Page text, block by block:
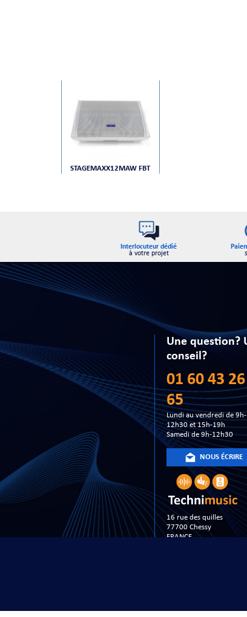
STAGEMAXX12MAW FBT
Interlocuteur dédié
à votre projet
Une question?
conseil?
01 60 43 26
65
Lundi au vendredi de 9h-
12h30 et 15h-19h
Samedi de 9h-12h30
NOUS ÉCRIRE
16 rue des quilles
77700 Chessy
FRANCE